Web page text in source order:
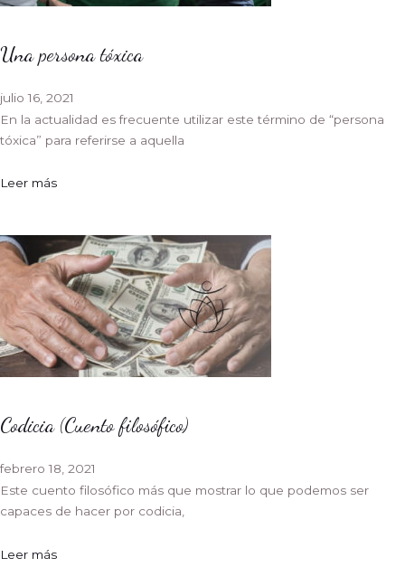
Una persona tóxica
julio 16, 2021
En la actualidad es frecuente utilizar este término de “persona
tóxica” para referirse a aquella
Leer más
Codicia (Cuento filosófico)
febrero 18, 2021
Este cuento filosófico más que mostrar lo que podemos ser
capaces de hacer por codicia,
Leer más